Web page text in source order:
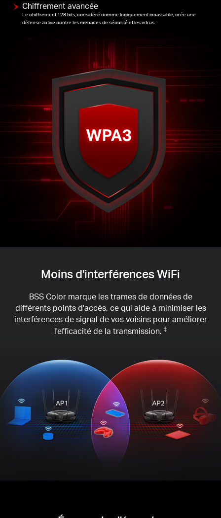
Chiffrement avancée
Le chiffrement 128 bits, considéré comme logiquement incassable, crée une
défense active contre les menaces de sécurité et les intrus
Moins d'interférences WiFi
BSS Color marque les trames de données de
différents points d'accès, ce qui aide à minimiser les
interférences de signal de vos voisins pour améliorer
l'efficacité de la transmission. ‡